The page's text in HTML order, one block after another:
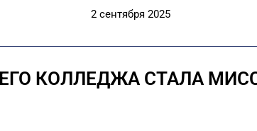
2 сентября 2025
КОЛЛЕДЖА СТАЛА